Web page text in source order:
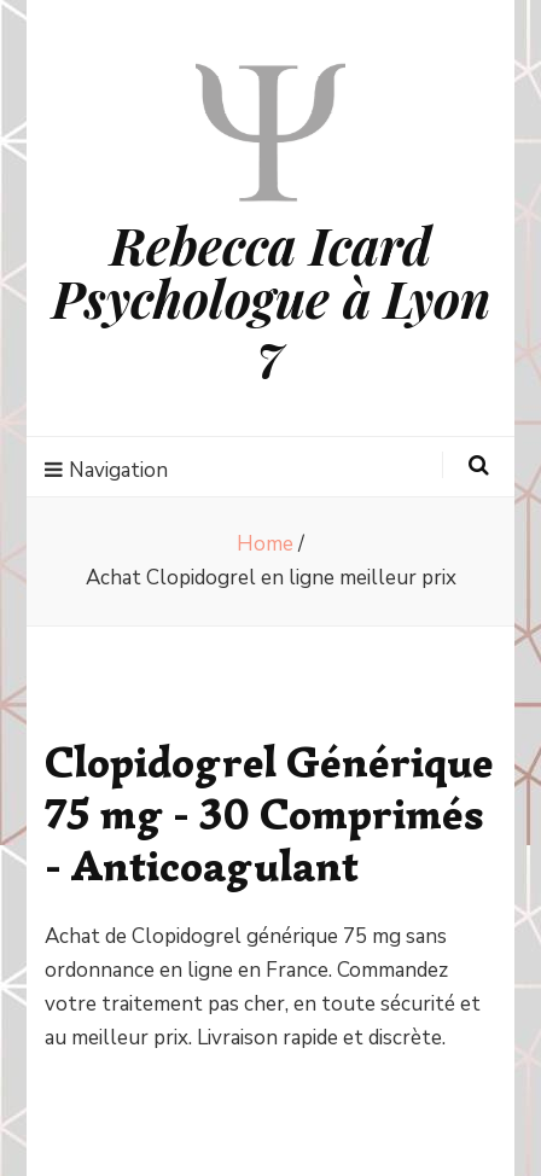
Rebecca Icard
Psychologue à Lyon
7
Navigation
Home /
Achat Clopidogrel en ligne meilleur prix
Clopidogrel Générique
75 mg - 30 Comprimés
- Anticoagulant
Achat de Clopidogrel générique 75 mg sans
ordonnance en ligne en France. Commandez
votre traitement pas cher, en toute sécurité et
au meilleur prix. Livraison rapide et discrète.